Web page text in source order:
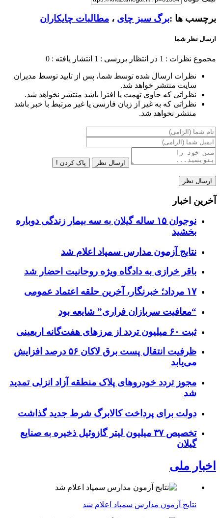
برچسب ها :برگ سبز چای ، مطالبات چایکاران
ارسال نظر شما
مجموع نظرات : 1 در انتظار بررسی : 1 انتشار یافته : 0
نظرات ارسال شده توسط شما، پس از تایید توسط مدیران
سایت منتشر خواهد شد.
نظراتی که حاوی تهمت یا افترا باشد منتشر نخواهد شد.
نظراتی که به غیر از زبان فارسی یا غیر مرتبط با خبر باشد
منتشر نخواهد شد.
ارسال نظر پاک کردن !
آخرین اخبار
نوجوان ۱۵ ساله گیلان به سه بیمار زندگی دوباره
بخشید
نتایج آزمون مدارس سمپاد اعلام شد
باقر خرازی به دادگاه ویژه روحانیت احضار شد
۱۷ مرداد؛ خبرنگار، آخرین حلقه اعتماد عمومی
“معافیت سربازان فراری” شایعه بود
ثبت ۶۰ میلیون تردد از مرزهای هفت‌گانه اربعینی
ظرفیت انتقال پست برق لاکان ۵۶ درصد افزایش
می‌یابد
مجوز تردد خودروهای پلاک منطقه آزاد انزلی تمدید
شد
دولت برای پرداخت کالابرگ شرط جدید گذاشت
تخصیص ۳۷ میلیون لیتر گازوئیل ذخیره به صنایع
گیلان
اخبار ملی
نتایج آزمون مدارس سمپاد اعلام شد